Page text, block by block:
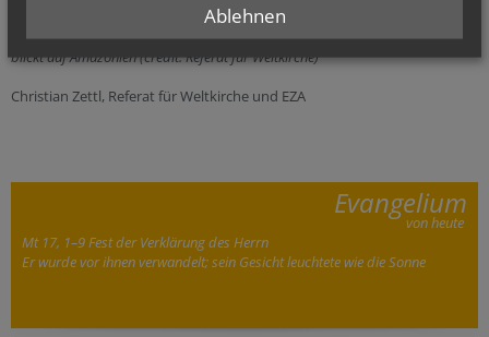
Foto: Diözesaner Beirat für Weltkirche und Entwicklungszusammenarbeit
blickt auf Amazonien (credit: Referat für Weltkirche)
Christian Zettl, Referat für Weltkirche und EZA
Evangelium
von heute
Mt 17, 1–9 Fest der Verklärung des Herrn
Er wurde vor ihnen verwandelt; sein Gesicht leuchtete wie die Sonne
Ablehnen